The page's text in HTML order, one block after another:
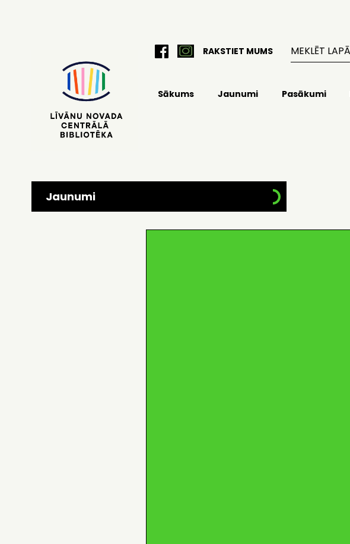
RAKSTIET MUMS
Sākums Jaunumi Pasākumi
Jaunumi